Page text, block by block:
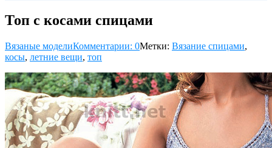
Топ с косами спицами
Вязаные моделиКомментарии: 0Метки: Вязание спицами,
косы, летние вещи, топ